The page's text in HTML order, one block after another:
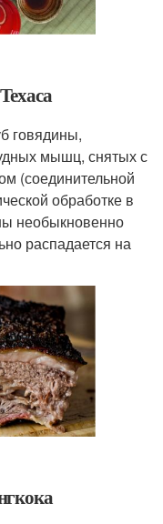
говядины,
мышц, снятых с
(соединительной
обработке в
необыкновенно
распадается на